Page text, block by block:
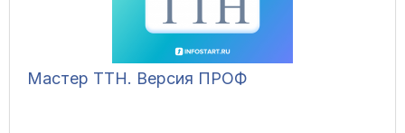
Мастер ТТН. Версия ПРОФ